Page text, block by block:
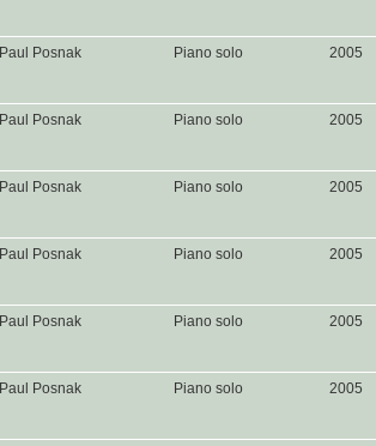
Paul Posnak Piano solo 2005
Paul Posnak Piano solo 2005
Paul Posnak Piano solo 2005
Paul Posnak Piano solo 2005
Paul Posnak Piano solo 2005
Paul Posnak Piano solo 2005